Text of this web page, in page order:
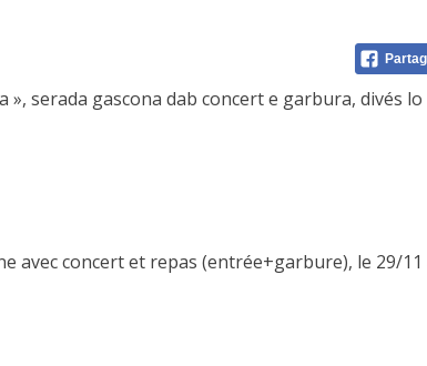
», serada gascona dab concert e garbura, divés
avec concert et repas (entrée+garbure), le 29/11